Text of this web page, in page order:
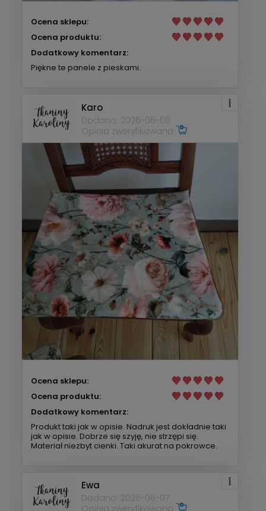
Ocena sklepu:
Ocena produktu:
Dodatkowy komentarz:
Piękne te panele z pieskami.
Karo
Dodano: 2026-06-08
Opinia zweryfikowana
Ocena sklepu:
Ocena produktu:
Dodatkowy komentarz:
Produkt taki jak w opisie. Nadruk jest dokładnie taki
jak w opisie. Dobrze się szyję, nie strzępi się.
Materiał niezbyt cienki. Taki akurat na pokrowce.
Ewa
Dodano: 2026-06-07